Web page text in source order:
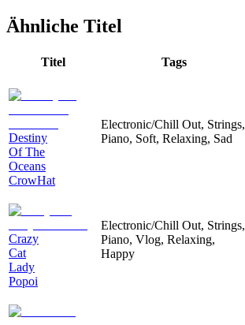
Ähnliche Titel
Titel Tags
Destiny
Of The
Oceans
CrowHat
Electronic/Chill Out, Strings,
Piano, Soft, Relaxing, Sad
Crazy
Cat
Lady
Popoi
Electronic/Chill Out, Strings,
Piano, Vlog, Relaxing,
Happy